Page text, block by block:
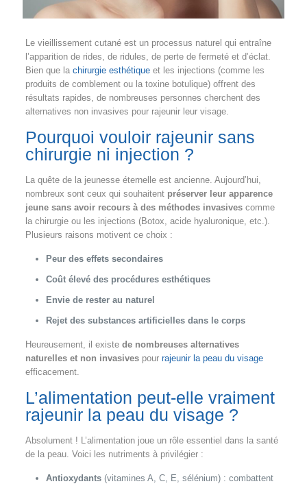
Le vieillissement cutané est un processus naturel qui entraîne
l’apparition de rides, de ridules, de perte de fermeté et d’éclat.
Bien que la chirurgie esthétiqueet les injections (comme les
produits de comblement ou la toxine botulique) offrent des
résultats rapides, de nombreuses personnes cherchent des
alternatives non invasives pour rajeunir leur visage.
Pourquoi vouloir rajeunir sans
chirurgie ni injection ?
La quête de la jeunesse éternelle est ancienne. Aujourd’hui,
nombreux sont ceux qui souhaitent préserver leur apparence
jeune sans avoir recours à des méthodes invasivescomme
la chirurgie ou les injections (Botox, acide hyaluronique, etc.).
Plusieurs raisons motivent ce choix :
Peur des effets secondaires
Coût élevé des procédures esthétiques
Envie de rester au naturel
Rejet des substances artificielles dans le corps
Heureusement, il existe de nombreuses alternatives
naturelles et non invasivespour rajeunir la peau du visage
efficacement.
L’alimentation peut-elle vraiment
rajeunir la peau du visage ?
Absolument ! L’alimentation joue un rôle essentiel dans la santé
de la peau. Voici les nutriments à privilégier :
Antioxydants(vitamines A, C, E, sélénium) : combattent